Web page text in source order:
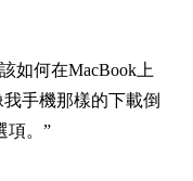
如何在MacBook上
手機那樣的下載倒
項。”